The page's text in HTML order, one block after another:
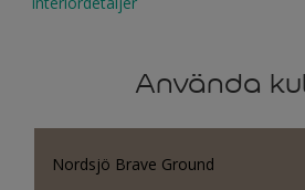
Använda
Nordsjö Brave Ground